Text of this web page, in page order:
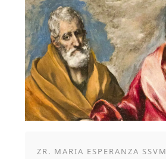
ZR. MARIA ESPERANZA SSVM